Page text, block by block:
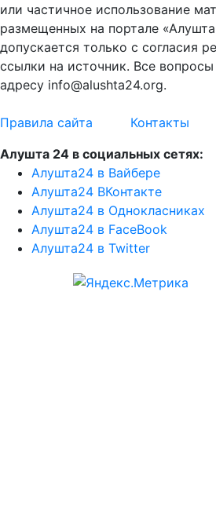
или частичное использование
размещенных на портале
допускается только с согласия
ссылки на источник. Все
адресу info@alushta24.org.
Правила сайта
Контакты
Алушта 24 в социальных сетях:
Алушта24 в Вайбере
Алушта24 ВКонтакте
Алушта24 в Однокласниках
Алушта24 в FaceBook
Алушта24 в Twitter